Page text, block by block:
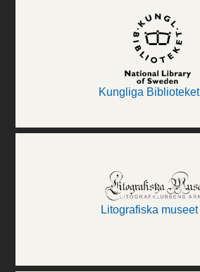
Kungliga Biblioteket
Litografiska museet